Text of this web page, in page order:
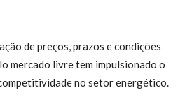
de preços, prazos e condições
mercado livre tem impulsionado o
no setor energético.